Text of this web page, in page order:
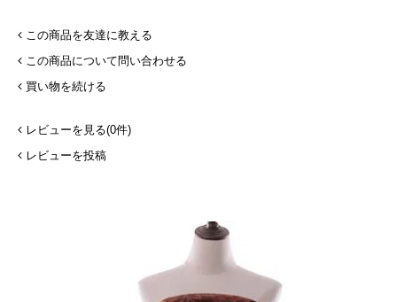
この商品を友達に教える
この商品について問い合わせる
買い物を続ける
レビューを見る(0件)
レビューを投稿